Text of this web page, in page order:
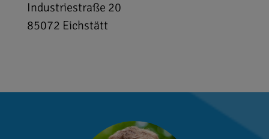
Industriestraße 20
85072 Eichstätt